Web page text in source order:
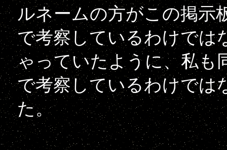
ルネームの方がこの掲示
で考察しているわけでは
ゃっていたように、私も
で考察しているわけでは
た。